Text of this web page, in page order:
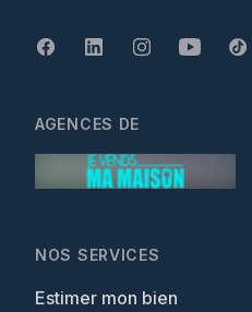
NOS SERVICES
Estimer mon bien
AGENCES DE